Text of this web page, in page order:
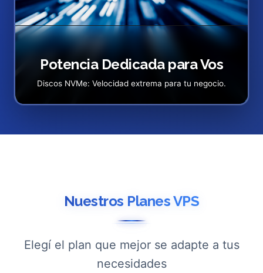
Potencia Dedicada para Vos
Discos NVMe: Velocidad extrema para tu negocio.
Nuestros Planes VPS
Elegí el plan que mejor se adapte a tus
necesidades